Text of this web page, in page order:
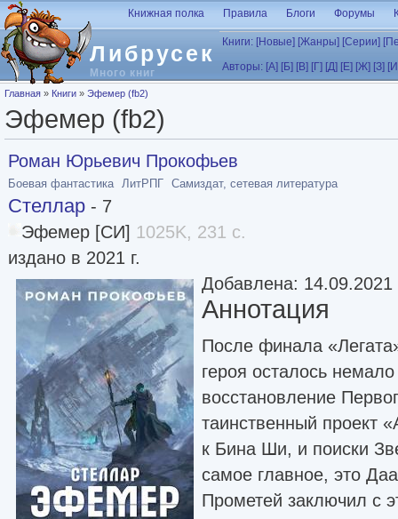
Перейти к основному содержанию
Либрусек
Много книг
Книжная полка Правила Блоги Форумы
Книги: [Новые] [Жанры] [Серии]
Авторы: [А] [Б] [В] [Г] [Д] [Е] [Ж] [З]
Вы здесь
Главная » Книги » Эфемер (fb2)
Эфемер (fb2)
Роман Юрьевич Прокофьев
Боевая фантастика ЛитРПГ Самиздат, сетевая литература
Стеллар - 7
Эфемер [СИ] 1025K, 231 с.
издано в 2021 г.
Добавлена: 14.09.2021
Аннотация
После финала
героя осталось
восстановление
таинственный проект
к Бина Ши, и поиски
самое главное, это
Прометей заключил с